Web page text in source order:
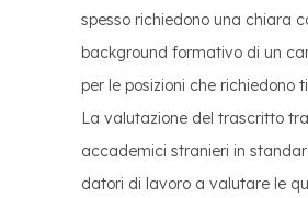
spesso richiedono una chiara
background formativo di un
per le posizioni che richiedono
La valutazione del trascritto
accademici stranieri in
datori di lavoro a valutare le